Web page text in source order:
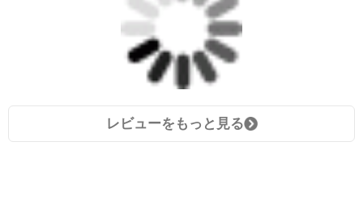
レビューをもっと見る